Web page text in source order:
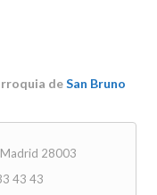
deSan Bruno
Madrid 28003
43 43